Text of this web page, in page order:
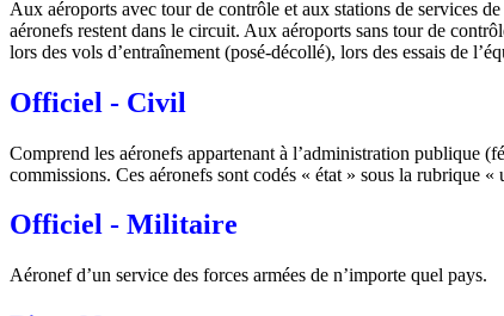
Aux aéroports avec tour de contrôle et aux stations de services
aéronefs restent dans le circuit. Aux aéroports sans tour de
lors des vols d’entraînement (posé-décollé), lors des essais de
Officiel - Civil
Comprend les aéronefs appartenant à l’administration publique
commissions. Ces aéronefs sont codés « état » sous la rubrique
Officiel - Militaire
Aéronef d’un service des forces armées de n’importe quel pays.